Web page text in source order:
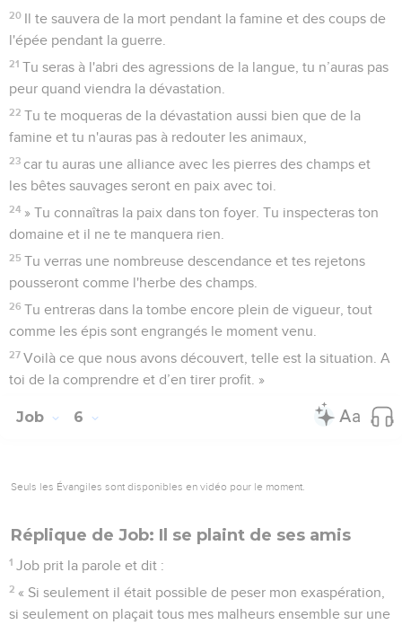
20 Il te sauvera de la mort pendant la famine et des coups de
l'épée pendant la guerre.
21 Tu seras à l'abri des agressions de la langue, tu n’auras pas
peur quand viendra la dévastation.
22 Tu te moqueras de la dévastation aussi bien que de la
famine et tu n'auras pas à redouter les animaux,
23 car tu auras une alliance avec les pierres des champs et
les bêtes sauvages seront en paix avec toi.
24 » Tu connaîtras la paix dans ton foyer. Tu inspecteras ton
domaine et il ne te manquera rien.
25 Tu verras une nombreuse descendance et tes rejetons
pousseront comme l'herbe des champs.
26 Tu entreras dans la tombe encore plein de vigueur, tout
comme les épis sont engrangés le moment venu.
27 Voilà ce que nous avons découvert, telle est la situation. A
toi de la comprendre et d’en tirer profit. »
Job 6
Seuls les Évangiles sont disponibles en vidéo pour le moment.
Réplique de Job: Il se plaint de ses amis
1 Job prit la parole et dit :
2 « Si seulement il était possible de peser mon exaspération,
si seulement on plaçait tous mes malheurs ensemble sur une